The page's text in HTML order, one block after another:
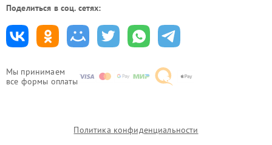
Мы принимаем
все формы оплаты
Поделиться в соц. сетях:
Политика конфиденциальности